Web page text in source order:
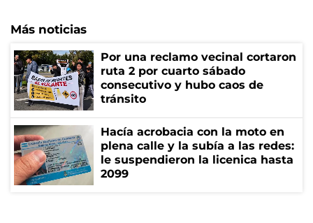
Más noticias
Por una reclamo vecinal cortaron
ruta 2 por cuarto sábado
consecutivo y hubo caos de
tránsito
Hacía acrobacia con la moto en
plena calle y la subía a las redes:
le suspendieron la licenica hasta
2099